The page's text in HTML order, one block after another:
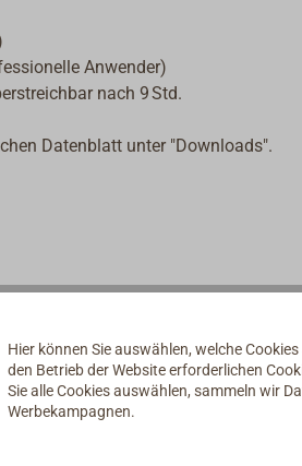
Anwender)
nach 9 Std.
Datenblatt unter "Downloads".
Hier können Sie auswählen, welche
den Betrieb der Website erforderlichen
Sie alle Cookies auswählen, sammeln wir
Werbekampagnen.